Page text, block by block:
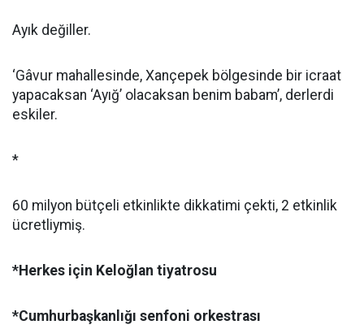
Ayık değiller.
‘Gâvur mahallesinde, Xançepek bölgesinde bir icraat
yapacaksan ‘Ayığ’ olacaksan benim babam’, derlerdi
eskiler.
*
60 milyon bütçeli etkinlikte dikkatimi çekti, 2 etkinlik
ücretliymiş.
*Herkes için Keloğlan tiyatrosu
*Cumhurbaşkanlığı senfoni orkestrası